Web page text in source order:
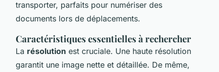
transporter, parfaits pour numériser des
documents lors de déplacements.
Caractéristiques essentielles à rechercher
La résolution est cruciale. Une haute résolution
garantit une image nette et détaillée. De même,